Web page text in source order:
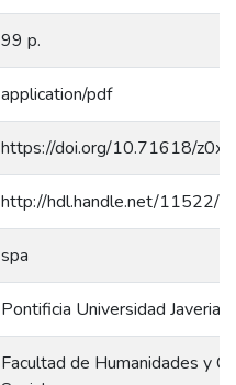
99 p.
application/pdf
https://doi.org/10.71618/
http://hdl.handle.net/11522/
spa
Pontificia Universidad
Facultad de Humanidades y